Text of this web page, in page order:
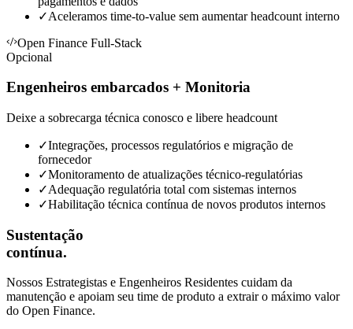
✓Aceleramos time-to-value sem aumentar headcount interno
Open Finance Full-Stack
Opcional
Engenheiros embarcados + Monitoria
Deixe a sobrecarga técnica conosco e libere headcount
✓Integrações, processos regulatórios e migração de
fornecedor
✓Monitoramento de atualizações técnico-regulatórias
✓Adequação regulatória total com sistemas internos
✓Habilitação técnica contínua de novos produtos internos
Sustentação
contínua.
Nossos Estrategistas e Engenheiros Residentes cuidam da
manutenção e apoiam seu time de produto a extrair o máximo valor
do Open Finance.